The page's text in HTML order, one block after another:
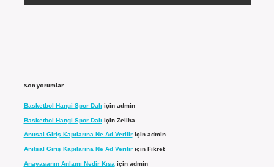
Son yorumlar
Basketbol Hangi Spor Dalı için admin
Basketbol Hangi Spor Dalı için Zeliha
Anıtsal Giriş Kapılarına Ne Ad Veriliriçin admin
Anıtsal Giriş Kapılarına Ne Ad Veriliriçin Fikret
Anayasanın Anlamı Nedir Kısa için admin